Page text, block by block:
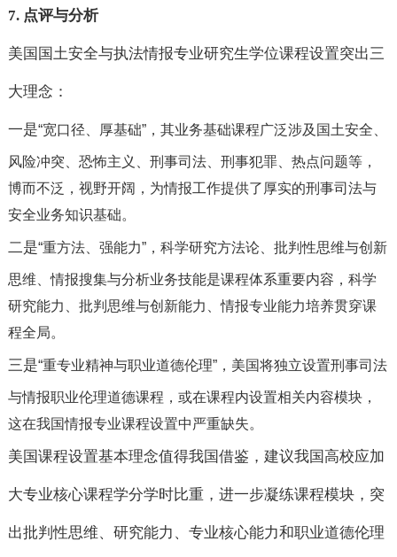
7. 点评与分析
美国国土安全与执法情报专业研究生学位课程设置突出三
大理念：
一是“宽口径、厚基础”，其业务基础课程广泛涉及国土安全、
风险冲突、恐怖主义、刑事司法、刑事犯罪、热点问题等，
博而不泛，视野开阔，为情报工作提供了厚实的刑事司法与
安全业务知识基础。
二是“重方法、强能力”，科学研究方法论、批判性思维与创新
思维、情报搜集与分析业务技能是课程体系重要内容，科学
研究能力、批判思维与创新能力、情报专业能力培养贯穿课
程全局。
三是“重专业精神与职业道德伦理”，美国将独立设置刑事司法
与情报职业伦理道德课程，或在课程内设置相关内容模块，
这在我国情报专业课程设置中严重缺失。
美国课程设置基本理念值得我国借鉴，建议我国高校应加
大专业核心课程学分学时比重，进一步凝练课程模块，突
出批判性思维、研究能力、专业核心能力和职业道德伦理